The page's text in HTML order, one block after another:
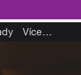
Více…